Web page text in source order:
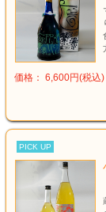
価格： 6,600円(税込)
PICK UP